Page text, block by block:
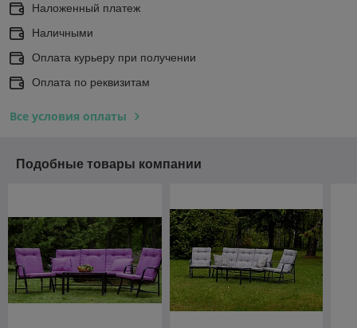
Наложенный платеж
Наличными
Оплата курьеру при получении
Оплата по реквизитам
Все условия оплаты
Подобные товары компании